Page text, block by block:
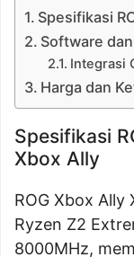
Spesifikasi
Software
Integrasi
Harga dan
Spesifikasi
Xbox Ally
ROG Xbox Ally
Ryzen Z2
8000MHz,